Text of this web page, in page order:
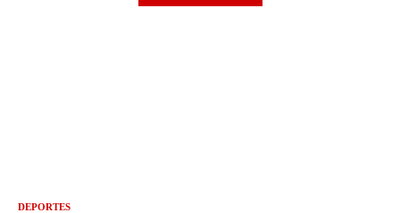
DEPORTES